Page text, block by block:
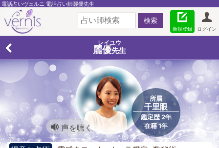
電話占いヴェルニ 電話占い師麗優先生
ログイン
新規登録
レイユウ
麗優先生
所属
千里眼
鑑定歴 2年
在籍 1年
声を聴く